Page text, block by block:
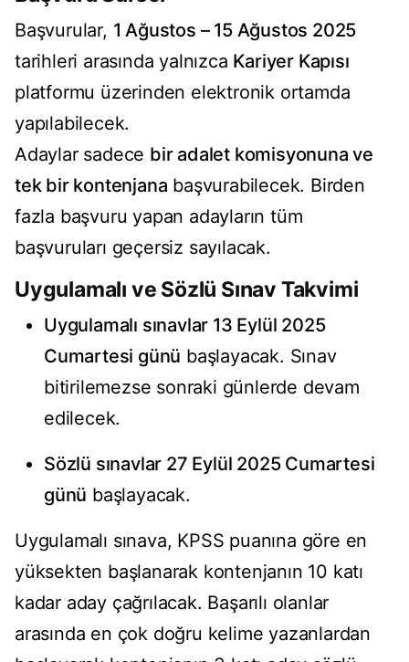
Başvurular, 1 Ağustos – 15 Ağustos 2025
tarihleri arasında yalnızca Kariyer Kapısı
platformu üzerinden elektronik ortamda
yapılabilecek.
Adaylar sadece bir adalet komisyonuna ve
tek bir kontenjana başvurabilecek. Birden
fazla başvuru yapan adayların tüm
başvuruları geçersiz sayılacak.
Uygulamalı ve Sözlü Sınav Takvimi
Uygulamalı sınavlar 13 Eylül 2025
Cumartesi günü başlayacak. Sınav
bitirilemezse sonraki günlerde devam
edilecek.
Sözlü sınavlar 27 Eylül 2025 Cumartesi
günü başlayacak.
Uygulamalı sınava, KPSS puanına göre en
yüksekten başlanarak kontenjanın 10 katı
kadar aday çağrılacak. Başarılı olanlar
arasında en çok doğru kelime yazanlardan